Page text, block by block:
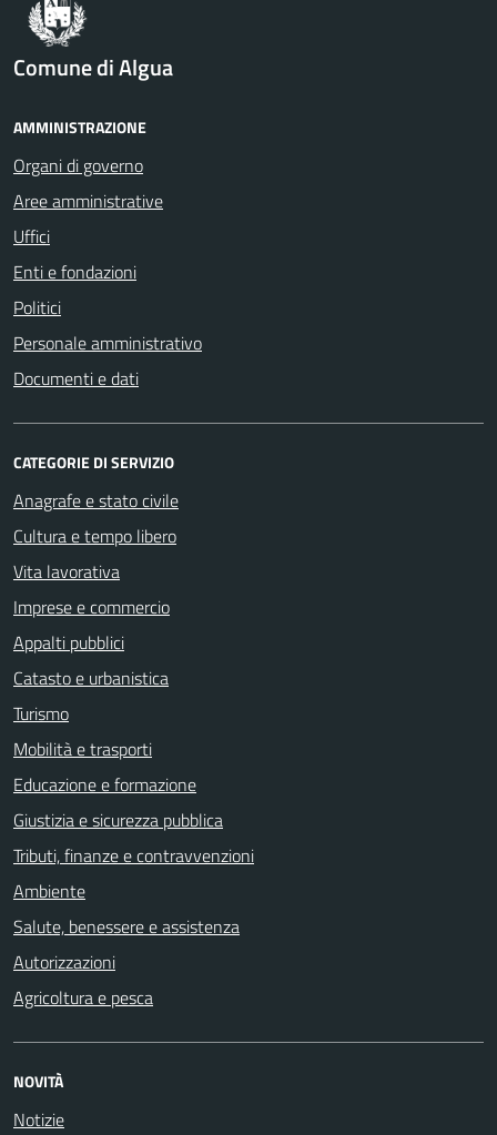
Comune di Algua
AMMINISTRAZIONE
Organi di governo
Aree amministrative
Uffici
Enti e fondazioni
Politici
Personale amministrativo
Documenti e dati
CATEGORIE DI SERVIZIO
Anagrafe e stato civile
Cultura e tempo libero
Vita lavorativa
Imprese e commercio
Appalti pubblici
Catasto e urbanistica
Turismo
Mobilità e trasporti
Educazione e formazione
Giustizia e sicurezza pubblica
Tributi, finanze e contravvenzioni
Ambiente
Salute, benessere e assistenza
Autorizzazioni
Agricoltura e pesca
NOVITÀ
Notizie